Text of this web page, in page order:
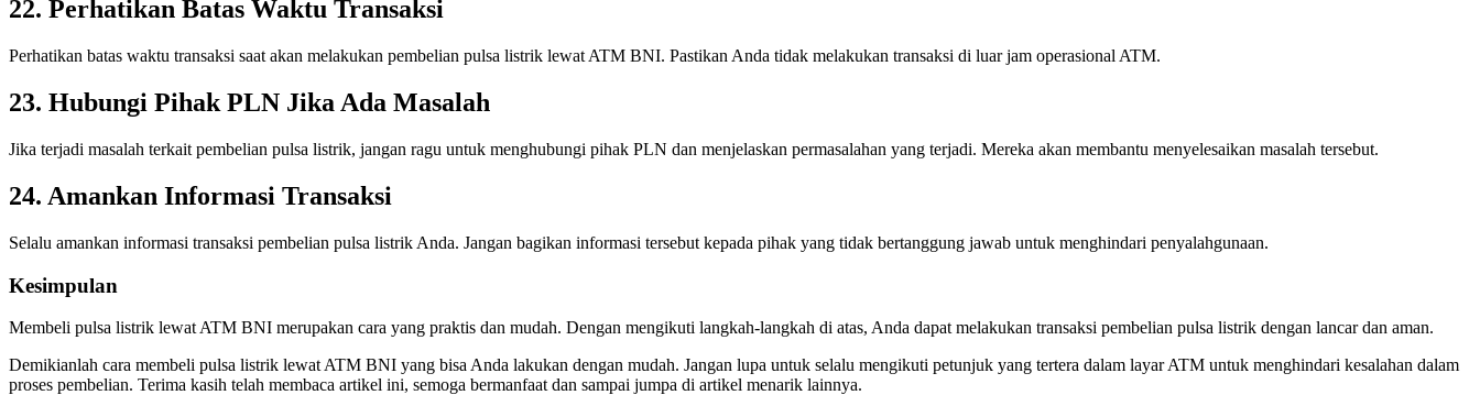
22. Perhatikan Batas Waktu Transaksi
Perhatikan batas waktu transaksi saat akan melakukan pembelian pulsa listrik lewat ATM BNI. Pastikan Anda tidak melakukan transaksi di luar jam operasional ATM.
23. Hubungi Pihak PLN Jika Ada Masalah
Jika terjadi masalah terkait pembelian pulsa listrik, jangan ragu untuk menghubungi pihak PLN dan menjelaskan permasalahan yang terjadi. Mereka akan membantu menyelesaikan masalah tersebut.
24. Amankan Informasi Transaksi
Selalu amankan informasi transaksi pembelian pulsa listrik Anda. Jangan bagikan informasi tersebut kepada pihak yang tidak bertanggung jawab untuk menghindari penyalahgunaan.
Kesimpulan
Membeli pulsa listrik lewat ATM BNI merupakan cara yang praktis dan mudah. Dengan mengikuti langkah-langkah di atas, Anda dapat melakukan transaksi pembelian pulsa listrik dengan lancar dan aman.
Demikianlah cara membeli pulsa listrik lewat ATM BNI yang bisa Anda lakukan dengan mudah. Jangan lupa untuk selalu mengikuti petunjuk yang tertera dalam layar ATM untuk menghindari kesalahan dalam
proses pembelian. Terima kasih telah membaca artikel ini, semoga bermanfaat dan sampai jumpa di artikel menarik lainnya.